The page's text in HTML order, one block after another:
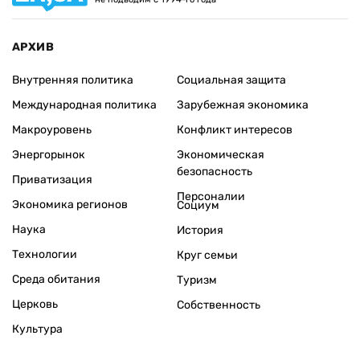
АРХИВ
Внутренняя политика
Международная политика
Макроуровень
Энергорынок
Приватизация
Экономика регионов
Социальная защита
Зарубежная экономика
Конфликт интересов
Экономическая
безопасность
Персоналии
Наука
Технологии
Среда обитания
Церковь
Культура
Социум
История
Круг семьи
Туризм
Собственность